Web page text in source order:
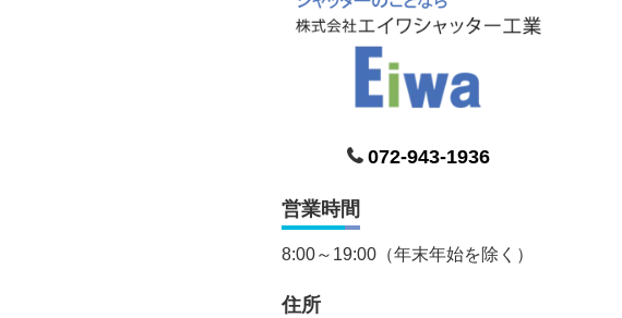
072-943-1936
営業時間
8:00～19:00（年末年始を除く）
住所